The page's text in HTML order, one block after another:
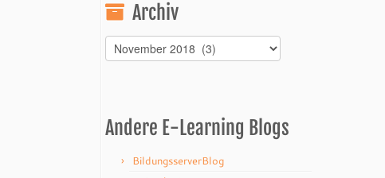
Archiv
Archiv
Andere E-Learning Blogs
BildungsserverBlog